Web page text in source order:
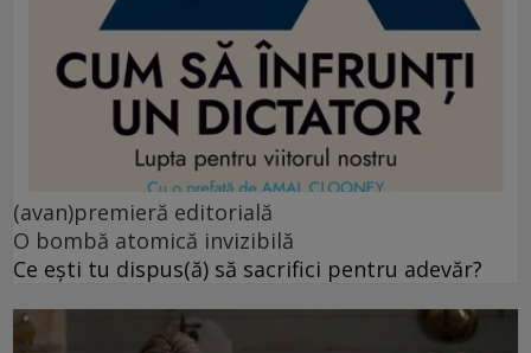
(avan)premieră editorială
O bombă atomică invizibilă
Ce ești tu dispus(ă) să sacrifici pentru adevăr?